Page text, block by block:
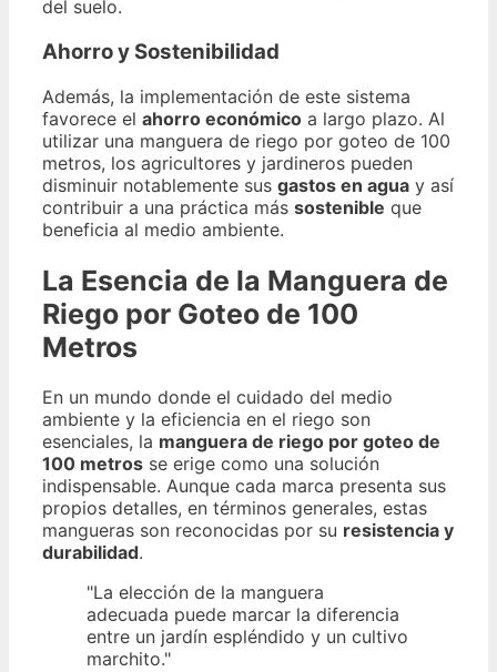
del suelo.
Ahorro y Sostenibilidad
Además, la implementación de este sistema
favorece el ahorro económico a largo plazo. Al
utilizar una manguera de riego por goteo de 100
metros, los agricultores y jardineros pueden
disminuir notablemente sus gastos en agua y así
contribuir a una práctica más sostenible que
beneficia al medio ambiente.
La Esencia de la Manguera de
Riego por Goteo de 100
Metros
En un mundo donde el cuidado del medio
ambiente y la eficiencia en el riego son
esenciales, la manguera de riego por goteo de
100 metros se erige como una solución
indispensable. Aunque cada marca presenta sus
propios detalles, en términos generales, estas
mangueras son reconocidas por su resistencia y
durabilidad.
"La elección de la manguera
adecuada puede marcar la diferencia
entre un jardín espléndido y un cultivo
marchito."